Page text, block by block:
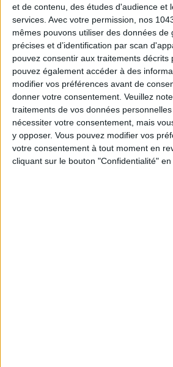
et de contenu, des études d'audience et
services. Avec votre permission, nos
mêmes pouvons utiliser des données de
précises et d’identification par scan
pouvez consentir aux traitements décrits
pouvez également accéder à des
modifier vos préférences avant de
donner votre consentement. Veuillez
traitements de vos données
nécessiter votre consentement, mais
y opposer. Vous pouvez modifier vos
votre consentement à tout moment en
cliquant sur le bouton "Confidentialité" en
ADOPT PARFUMS RÉVOLUTIONNE LA PARFUMERIE